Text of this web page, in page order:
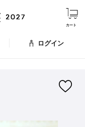
カート
ログイン